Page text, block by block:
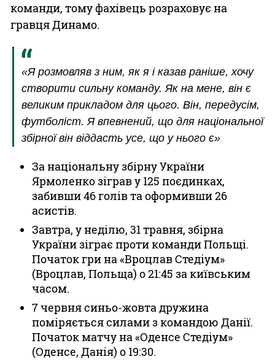
команди, тому фахівець розраховує на
гравця Динамо.
«Я розмовляв з ним, як я і казав раніше, хочу
створити сильну команду. Як на мене, він є
великим прикладом для цього. Він, передусім,
футболіст. Я впевнений, що для національної
збірної він віддасть усе, що у нього є»
За національну збірну України
Ярмоленко зіграв у 125 поєдинках,
забивши 46 голів та оформивши 26
асистів.
Завтра, у неділю, 31 травня, збірна
України зіграє проти команди Польщі.
Початок гри на «Вроцлав Стедіум»
(Вроцлав, Польща) о 21:45 за київським
часом.
7 червня синьо-жовта дружина
поміряється силами з командою Данії.
Початок матчу на «Оденсе Стедіум»
(Оденсе, Данія) о 19:30.